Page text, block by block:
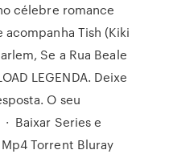
célebre romance
Tish (Kiki
Se a Rua Beale
LEGENDA. Deixe
O seu
Baixar Series e
Torrent Bluray